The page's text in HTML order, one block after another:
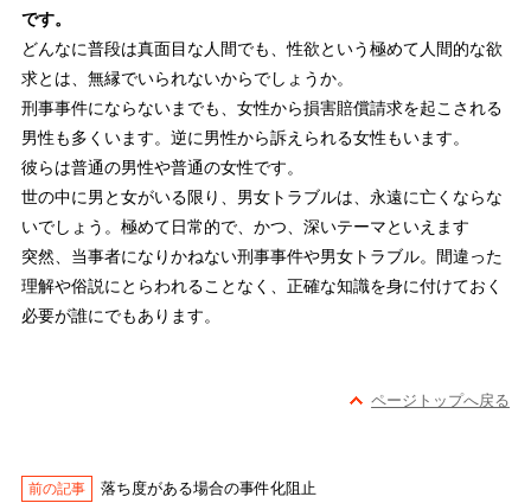
です。
どんなに普段は真面目な人間でも、性欲という極めて人間的な欲
求とは、無縁でいられないからでしょうか。
刑事事件にならないまでも、女性から損害賠償請求を起こされる
男性も多くいます。逆に男性から訴えられる女性もいます。
彼らは普通の男性や普通の女性です。
世の中に男と女がいる限り、男女トラブルは、永遠に亡くならな
いでしょう。極めて日常的で、かつ、深いテーマといえます
突然、当事者になりかねない刑事事件や男女トラブル。間違った
理解や俗説にとらわれることなく、正確な知識を身に付けておく
必要が誰にでもあります。
ページトップへ戻る
落ち度がある場合の事件化阻止